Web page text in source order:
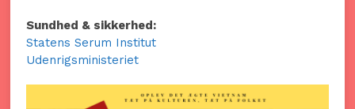
Sundhed & sikkerhed:
Statens Serum Institut
Udenrigsministeriet